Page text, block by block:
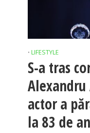
• LIFESTYLE
S-a tras
actor a
la 83 de